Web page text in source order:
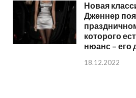
Новая
Дженнер
которого
нюанс – его
18.12.2022